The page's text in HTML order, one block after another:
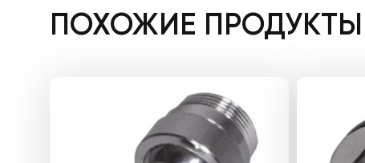
ПОХОЖИЕ ПРОДУКТЫ